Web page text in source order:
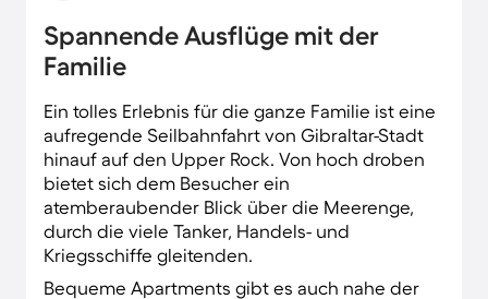
Spannende Ausflüge mit der
Familie
Ein tolles Erlebnis für die ganze Familie ist eine
aufregende Seilbahnfahrt von Gibraltar-Stadt
hinauf auf den Upper Rock. Von hoch droben
bietet sich dem Besucher ein
atemberaubender Blick über die Meerenge,
durch die viele Tanker, Handels- und
Kriegsschiffe gleitenden.
Bequeme Apartments gibt es auch nahe der